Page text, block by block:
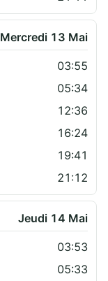
Mercredi 13 Mai
03:55
05:34
12:36
16:24
19:41
21:12
Jeudi 14 Mai
03:53
05:33